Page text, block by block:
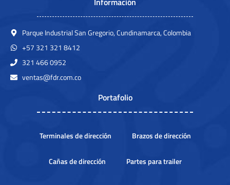
Parque Industrial San Gregorio, Cundinamarca, Colombia
+57 321 321 8412
321 466 0952
ventas@fdr.com.co
Portafolio
Terminales de dirección Brazos de dirección
Cañas de dirección Partes para trailer